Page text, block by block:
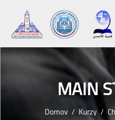
MAIN
Domov Kurzy